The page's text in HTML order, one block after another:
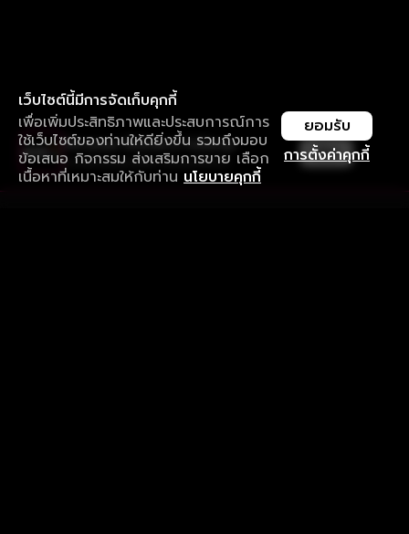
เว็บไซต์นี้มีการจัดเก็บคุกกี้
เพื่อเพิ่มประสิทธิภาพและประสบการณ์การ
ใช้เว็บไซต์ของท่านให้ดียิ่งขึ้น รวมถึงมอบ
ข้อเสนอ กิจกรรม ส่งเสริมการขาย เลือก
เนื้อหาที่เหมาะสมให้กับท่าน นโยบายคุกกี้
การตั้งค่าคุกกี้
ยอมรับ
ใช้งานแอป ลื่นไหลกว่า ไม่มีสะดุด
ดาวน์โหลดแอปเพื่อการรับชมที่ดีกว่า เปิด